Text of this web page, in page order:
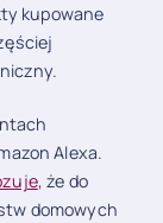
kupowane
Alexa.
, że do
domowych